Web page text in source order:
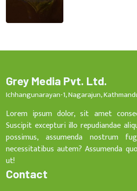
Grey Media Pvt. Ltd.
Ichhangunarayan-1, Nagarajun,
Lorem ipsum dolor, sit amet
Suscipit excepturi illo repudiandae
possimus, assumenda nostrum
necessitatibus autem? Assumenda
ut!
Contact